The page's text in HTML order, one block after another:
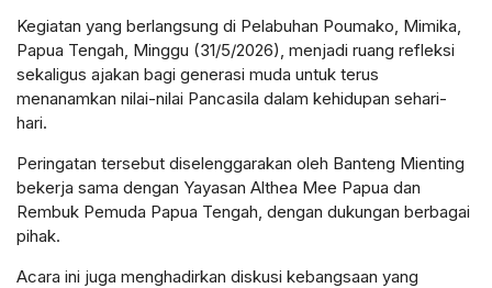
Kegiatan yang berlangsung di Pelabuhan Poumako, Mimika,
Papua Tengah, Minggu (31/5/2026), menjadi ruang refleksi
sekaligus ajakan bagi generasi muda untuk terus
menanamkan nilai-nilai Pancasila dalam kehidupan sehari-
hari.
Peringatan tersebut diselenggarakan oleh Banteng Mienting
bekerja sama dengan Yayasan Althea Mee Papua dan
Rembuk Pemuda Papua Tengah, dengan dukungan berbagai
pihak.
Acara ini juga menghadirkan diskusi kebangsaan yang